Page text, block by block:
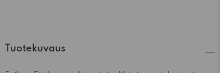
Tuotekuvaus